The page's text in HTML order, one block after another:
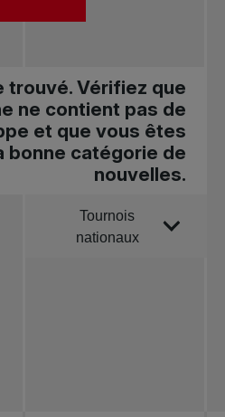
trouvé. Vérifiez que
ne contient pas de
et que vous êtes
bonne catégorie de
nouvelles.
Tournois
nationaux